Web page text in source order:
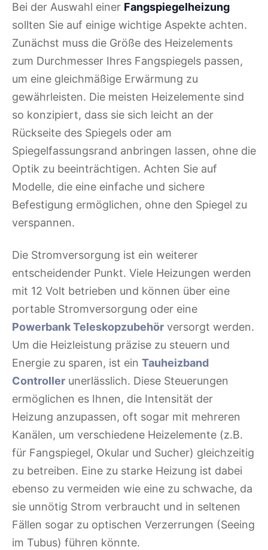
Bei der Auswahl einer Fangspiegelheizung
sollten Sie auf einige wichtige Aspekte achten.
Zunächst muss die Größe des Heizelements
zum Durchmesser Ihres Fangspiegels passen,
um eine gleichmäßige Erwärmung zu
gewährleisten. Die meisten Heizelemente sind
so konzipiert, dass sie sich leicht an der
Rückseite des Spiegels oder am
Spiegelfassungsrand anbringen lassen, ohne die
Optik zu beeinträchtigen. Achten Sie auf
Modelle, die eine einfache und sichere
Befestigung ermöglichen, ohne den Spiegel zu
verspannen.
Die Stromversorgung ist ein weiterer
entscheidender Punkt. Viele Heizungen werden
mit 12 Volt betrieben und können über eine
portable Stromversorgung oder eine
Powerbank Teleskopzubehör versorgt werden.
Um die Heizleistung präzise zu steuern und
Energie zu sparen, ist ein Tauheizband
Controller unerlässlich. Diese Steuerungen
ermöglichen es Ihnen, die Intensität der
Heizung anzupassen, oft sogar mit mehreren
Kanälen, um verschiedene Heizelemente (z.B.
für Fangspiegel, Okular und Sucher) gleichzeitig
zu betreiben. Eine zu starke Heizung ist dabei
ebenso zu vermeiden wie eine zu schwache, da
sie unnötig Strom verbraucht und in seltenen
Fällen sogar zu optischen Verzerrungen (Seeing
im Tubus) führen könnte.